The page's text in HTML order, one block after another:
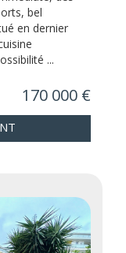
bel
en dernier
...
170 000 €